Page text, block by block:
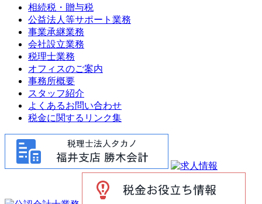
相続税・贈与税
公益法人等サポート業務
事業承継業務
会社設立業務
税理士業務
オフィスのご案内
事務所概要
スタッフ紹介
よくあるお問い合わせ
税金に関するリンク集